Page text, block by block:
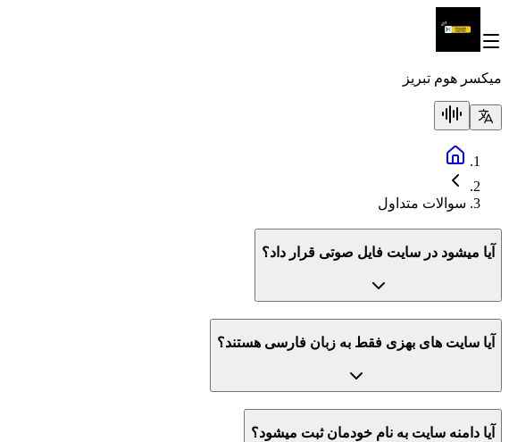
میکسر هوم تبریز
سوالات متداول
آیا میشود در سایت فایل صوتی قرار داد؟
آیا سایت های بهزی فقط به زبان فارسی هستند؟
آیا دامنه سایت به نام خودمان ثبت میشود؟